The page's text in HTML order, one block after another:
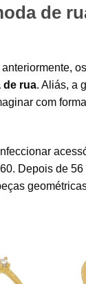
de
de rua. Aliás, a
com
Depois de
e